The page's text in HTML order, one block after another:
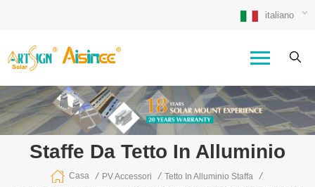
italiano
Staffe Da Tetto In Alluminio
Casa / PV Accessori / Tetto In Alluminio Staffa /